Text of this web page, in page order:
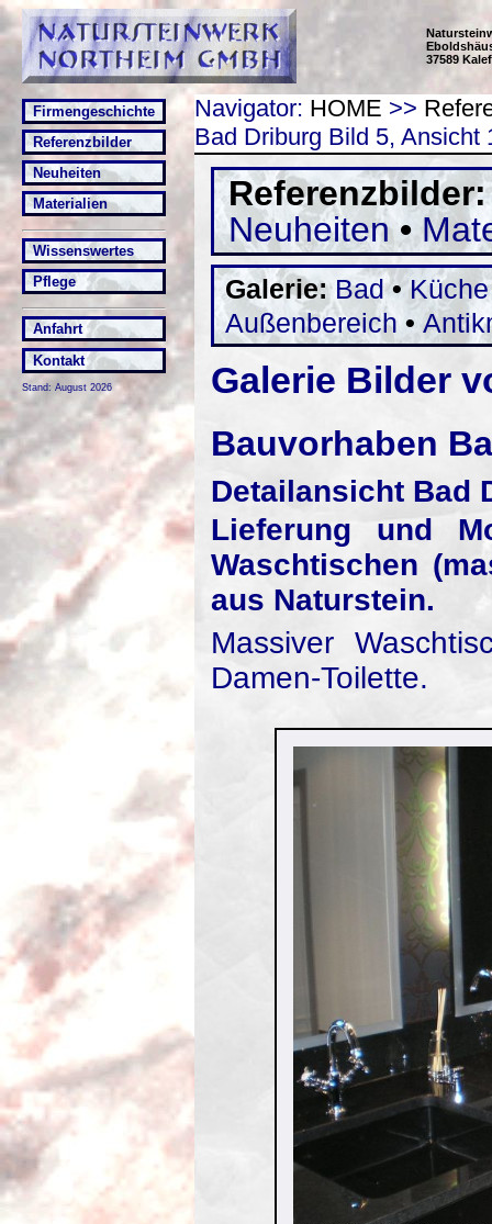
37589
Firmengeschichte
Referenzbilder
Neuheiten
Materialien
Wissenswertes
Pflege
Anfahrt
Kontakt
Stand: August 2026
Navigator: HOME >>
Bad Driburg Bild 5, Ansicht
Neuheiten•
Galerie:Bad•Küche
Außenbereich •
Galerie Bilder
Bauvorhaben
Detailansicht Bad
Lieferung und
Waschtischen
aus Naturstein.
Massiver
Damen-Toilette.